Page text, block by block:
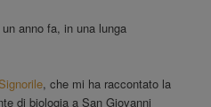
anno fa, in una lunga
, che mi ha raccontato la
di biologia a San Giovanni